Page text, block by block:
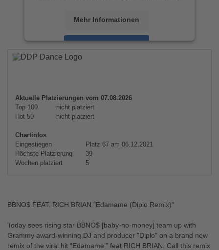
Mehr Informationen
Akzeptieren
powered by
Aktuelle Platzierungen vom 07.08.2026
Top 100
nicht platziert
Hot 50
nicht platziert
Chartinfos
Eingestiegen
Platz 67 am 06.12.2021
Höchste Platzierung
39
Wochen platziert
5
BBNO$ FEAT. RICH BRIAN "Edamame (Diplo Remix)"
Today sees rising star BBNO$ [baby-no-money] team up with
Grammy award-winning DJ and producer "Diplo" on a brand new
remix of the viral hit “Edamame’” feat RICH BRIAN. Call this remix